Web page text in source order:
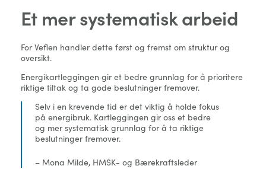
Et mer systematisk arbeid
For Veflen handler dette først og fremst om struktur og
oversikt.
Energikartleggingen gir et bedre grunnlag for å prioritere
riktige tiltak og ta gode beslutninger fremover.
Selv i en krevende tid er det viktig å holde fokus
på energibruk. Kartleggingen gir oss et bedre
og mer systematisk grunnlag for å ta riktige
beslutninger fremover.
– Mona Milde, HMSK- og Bærekraftsleder